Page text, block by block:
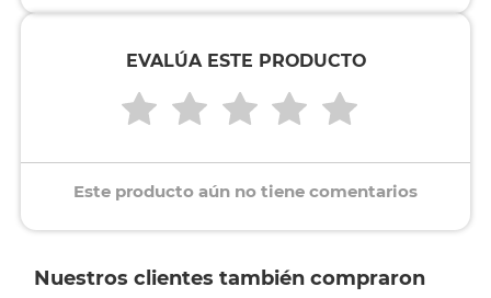
EVALÚA ESTE PRODUCTO
Este producto aún no tiene comentarios
Nuestros clientes también compraron